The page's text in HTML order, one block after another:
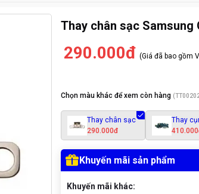
Thay chân sạc Samsung
290.000đ (Giá đã bao gồm
Chọn màu khác để xem còn hàng (
Thay chân sạc
290.000đ
Thay
Khuyến mãi sản phẩm
Khuyến mãi khác: